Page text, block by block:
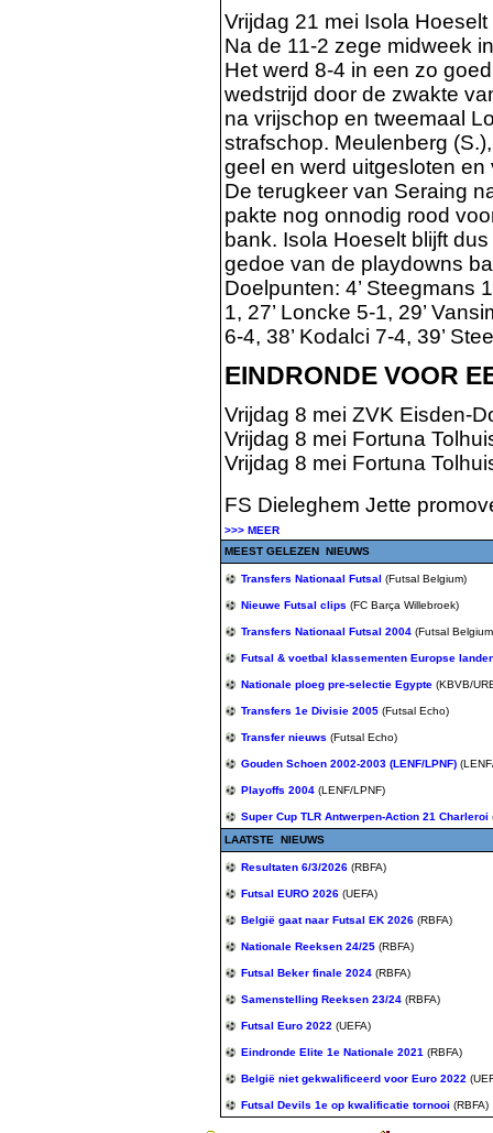
Vrijdag 21 mei Isola
Na de 11-2 zege midweek
Het werd 8-4 in een zo
wedstrijd door de zwakte
na vrijschop en tweemaal
strafschop. Meulenberg
geel en werd uitgesloten
De terugkeer van Seraing
pakte nog onnodig rood
bank. Isola Hoeselt blijft
gedoe van de playdowns
Doelpunten: 4’ Steegmans
1, 27’ Loncke 5-1, 29’
6-4, 38’ Kodalci 7-4, 39’
EINDRONDE VOOR
Vrijdag 8 mei ZVK Eisden-
Vrijdag 8 mei Fortuna
Vrijdag 8 mei Fortuna
FS Dieleghem Jette
>>> MEER
MEEST GELEZEN NIEUWS
Transfers Nationaal Futsal (Futsal Belgium)
Nieuwe Futsal clips (FC Barça Willebroek)
Transfers Nationaal Futsal 2004 (Futsal
Futsal & voetbal klassementen Europse
Nationale ploeg pre-selectie Egypte (KBVB/
Transfers 1e Divisie 2005 (Futsal Echo)
Transfer nieuws (Futsal Echo)
Gouden Schoen 2002-2003 (LENF/LPNF)
Playoffs 2004 (LENF/LPNF)
Super Cup TLR Antwerpen-Action 21 Charleroi
LAATSTE NIEUWS
Resultaten 6/3/2026 (RBFA)
Futsal EURO 2026 (UEFA)
België gaat naar Futsal EK 2026 (RBFA)
Nationale Reeksen 24/25 (RBFA)
Futsal Beker finale 2024 (RBFA)
Samenstelling Reeksen 23/24 (RBFA)
Futsal Euro 2022 (UEFA)
Eindronde Elite 1e Nationale 2021 (RBFA)
België niet gekwalificeerd voor Euro 2022
Futsal Devils 1e op kwalificatie tornooi (RBFA)